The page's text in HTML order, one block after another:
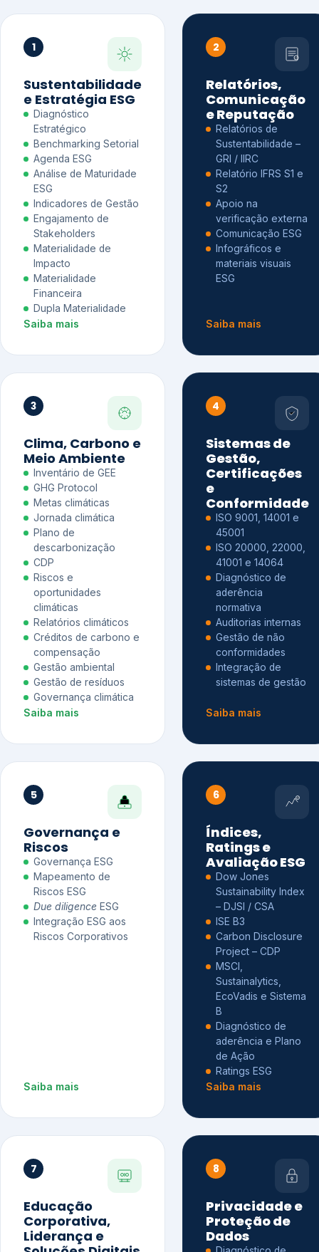
1
Sustentabilidade
e Estratégia ESG
Diagnóstico
Estratégico
Benchmarking Setorial
Agenda ESG
Análise de Maturidade
ESG
Indicadores de Gestão
Engajamento de
Stakeholders
Materialidade de
Impacto
Materialidade
Financeira
Dupla Materialidade
Saiba mais
2
Relatórios,
Comunicação
e Reputação
Relatórios de
Sustentabilidade –
GRI / IIRC
Relatório IFRS S1 e
S2
Apoio na
verificação externa
Comunicação ESG
Infográficos e
materiais visuais
ESG
Saiba mais
3
Clima, Carbono e
Meio Ambiente
Inventário de GEE
GHG Protocol
Metas climáticas
Jornada climática
Plano de
descarbonização
CDP
Riscos e
oportunidades
climáticas
Relatórios climáticos
Créditos de carbono e
compensação
Gestão ambiental
Gestão de resíduos
Governança climática
Saiba mais
4
Sistemas de
Gestão,
Certificações
e
Conformidade
ISO 9001, 14001 e
45001
ISO 20000, 22000,
41001 e 14064
Diagnóstico de
aderência
normativa
Auditorias internas
Gestão de não
conformidades
Integração de
sistemas de gestão
Saiba mais
5
Governança e
Riscos
Governança ESG
Mapeamento de
Riscos ESG
Due diligence ESG
Integração ESG aos
Riscos Corporativos
Saiba mais
6
Índices,
Ratings e
Avaliação ESG
Dow Jones
Sustainability Index
– DJSI / CSA
ISE B3
Carbon Disclosure
Project – CDP
MSCI,
Sustainalytics,
EcoVadis e Sistema
B
Diagnóstico de
aderência e Plano
de Ação
Ratings ESG
Saiba mais
7
Educação
Corporativa,
Liderança e
8
Privacidade e
Proteção de
Dados